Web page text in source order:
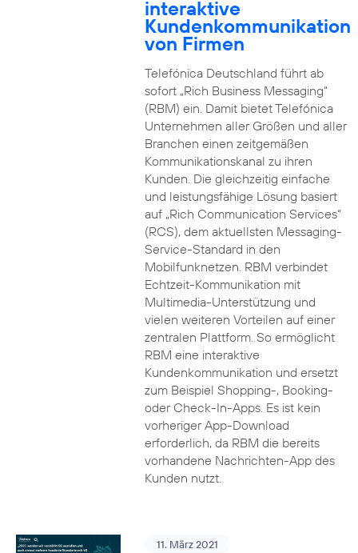
interaktive
Kundenkommunikation
von Firmen
Telefónica Deutschland führt ab
sofort „Rich Business Messaging“
(RBM) ein. Damit bietet Telefónica
Unternehmen aller Größen und aller
Branchen einen zeitgemäßen
Kommunikationskanal zu ihren
Kunden. Die gleichzeitig einfache
und leistungsfähige Lösung basiert
auf „Rich Communication Services“
(RCS), dem aktuellsten Messaging-
Service-Standard in den
Mobilfunknetzen. RBM verbindet
Echtzeit-Kommunikation mit
Multimedia-Unterstützung und
vielen weiteren Vorteilen auf einer
zentralen Plattform. So ermöglicht
RBM eine interaktive
Kundenkommunikation und ersetzt
zum Beispiel Shopping-, Booking-
oder Check-In-Apps. Es ist kein
vorheriger App-Download
erforderlich, da RBM die bereits
vorhandene Nachrichten-App des
Kunden nutzt.
11. März 2021